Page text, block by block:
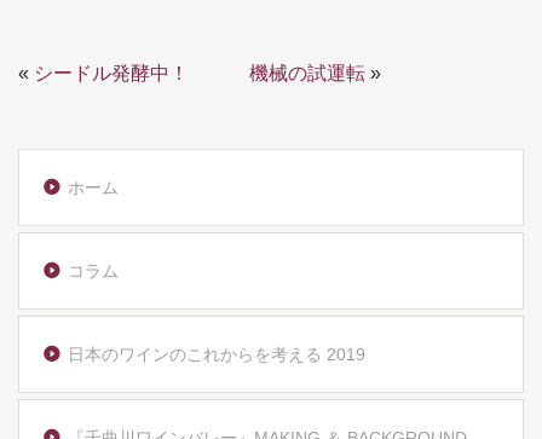
« シードル発酵中！ 機械の試運転 »
ホーム
コラム
日本のワインのこれからを考える 2019